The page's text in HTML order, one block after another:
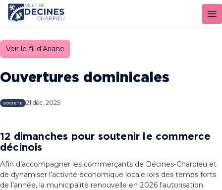
Voir le fil d’Ariane
Ouvertures dominicales
SOCIETE 21 déc. 2025
12 dimanches pour soutenir le commerce
décinois
Afin d’accompagner les commerçants de Décines-Charpieu et
de dynamiser l’activité économique locale lors des temps forts
de l’année, la municipalité renouvelle en 2026 l’autorisation
Panneau de gestion des cookies